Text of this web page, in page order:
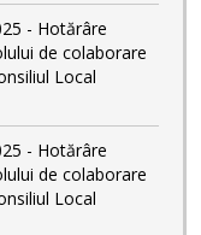
- Hotărâre
de colaborare
Local
- Hotărâre
de colaborare
Local